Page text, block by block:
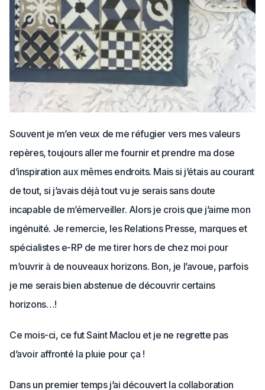
Souvent je m’en veux de me réfugier vers mes valeurs
repères, toujours aller me fournir et prendre ma dose
d’inspiration aux mêmes endroits. Mais si j’étais au courant
de tout, si j’avais déjà tout vu je serais sans doute
incapable de m’émerveiller. Alors je crois que j’aime mon
ingénuité. Je remercie, les Relations Presse, marques et
spécialistes e-RP de me tirer hors de chez moi pour
m’ouvrir à de nouveaux horizons. Bon, je l’avoue, parfois
je me serais bien abstenue de découvrir certains
horizons…!
Ce mois-ci, ce fut Saint Maclou et je ne regrette pas
d’avoir affronté la pluie pour ça !
Dans un premier temps j’ai découvert la collaboration